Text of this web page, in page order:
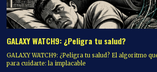
GALAXY WATCH9: ¿Peligra tu salud?
GALAXY WATCH9: ¿Peligra tu salud? El algoritmo
para cuidarte: la implacable